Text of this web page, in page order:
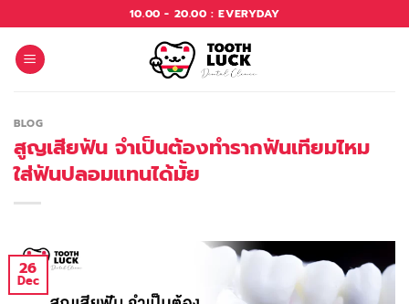
to
content
10.00 - 20.00 : EVERYDAY
BLOG
สูญเสียฟัน จำเป็นต้องทำรากฟันเทียมไหม
ใส่ฟันปลอมแทนได้มั้ย
26
Dec